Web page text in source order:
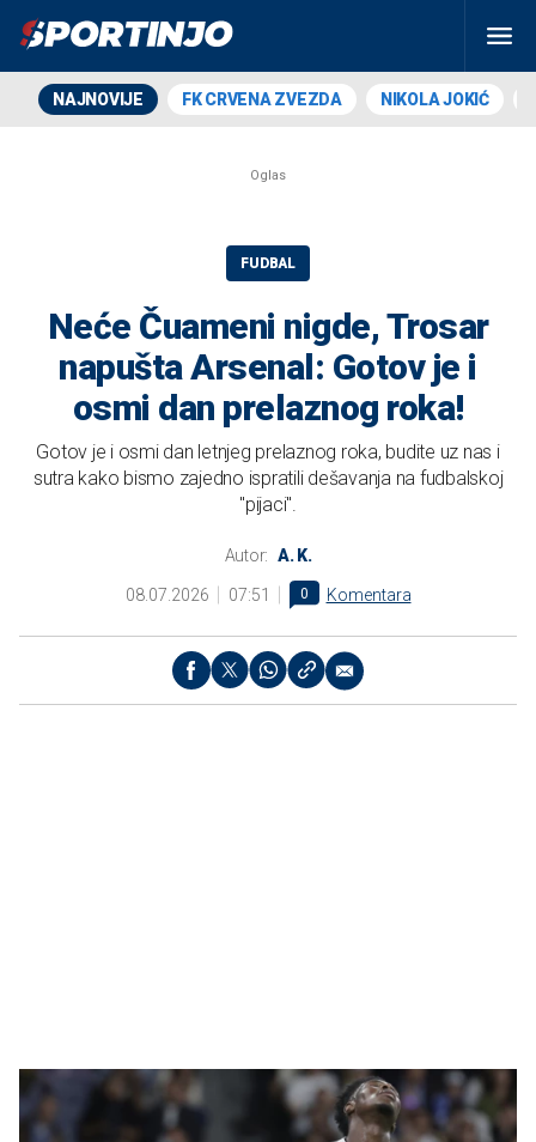
NAJNOVIJE FK CRVENA ZVEZDA NIKOLA JOKIĆ
FUDBAL
Neće Čuameni nigde, Trosar
napušta Arsenal: Gotov je i
osmi dan prelaznog roka!
Gotov je i osmi dan letnjeg prelaznog roka, budite uz nas i
sutra kako bismo zajedno ispratili dešavanja na fudbalskoj
"pijaci".
Autor: A. K.
08.07.2026 07:51 0 Komentara